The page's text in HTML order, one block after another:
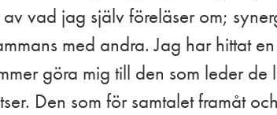
vad jag själv föreläser om;
med andra. Jag har hittat
göra mig till den som leder
Den som för samtalet framåt